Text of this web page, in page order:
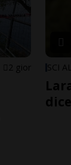
2 gior SCI